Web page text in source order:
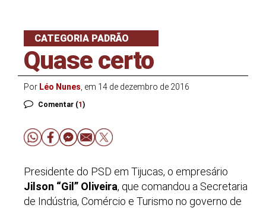
CATEGORIA PADRÃO
Quase certo
Por Léo Nunes , em 14 de dezembro de 2016
Comentar (1)
Presidente do PSD em Tijucas, o empresário
Jilson “Gil” Oliveira, que comandou a Secretaria
de Indústria, Comércio e Turismo no governo de